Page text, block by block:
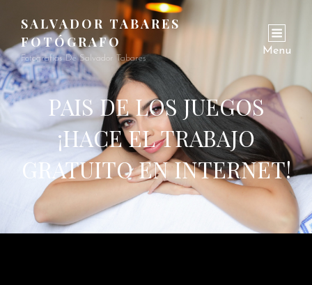
SALVADOR TABARES
FOTÓGRAFO
Fotografías De Salvador Tabares
Menu
PAIS DE LOS JUEGOS
¡HACE EL TRABAJO
GRATUITO EN INTERNET!